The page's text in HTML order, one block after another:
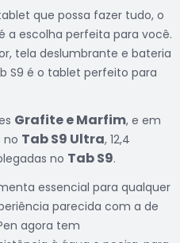
que possa fazer tudo, o
a escolha perfeita para você.
tela deslumbrante e bateria
S9 é o tablet perfeito para
Grafite e Marfim, e em
no Tab S9 Ultra, 12,4
no Tab S9.
essencial para qualquer
parecida com a de
agora tem